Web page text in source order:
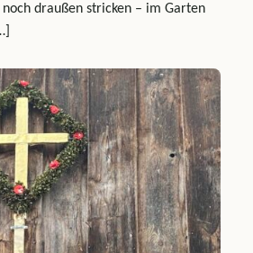
draußen stricken – im Garten